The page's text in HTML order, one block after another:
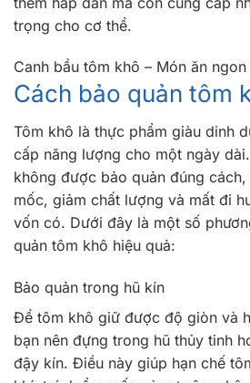
trọng cho cơ thể.
Canh bầu tôm khô – Món ăn
Cách bảo quản tôm
Tôm khô là thực phẩm giàu dinh
cấp năng lượng cho một ngày
không được bảo quản đúng
mốc, giảm chất lượng và mất đi
vốn có. Dưới đây là một số
quản tôm khô hiệu quả:
Bảo quản trong hũ kín
Để tôm khô giữ được độ giòn và
bạn nên đựng trong hũ thủy tinh
đậy kín. Điều này giúp hạn chế